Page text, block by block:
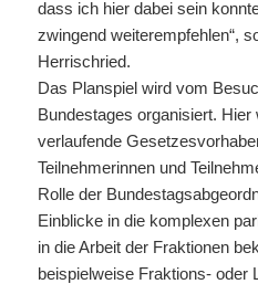
dass ich hier dabei sein
zwingend weiterempfehlen“,
Herrischried.
Das Planspiel wird vom
Bundestages organisiert. Hier
verlaufende
Teilnehmerinnen und
Rolle der
Einblicke in die komplexen
in die Arbeit der Fraktionen
beispielweise Fraktions- oder